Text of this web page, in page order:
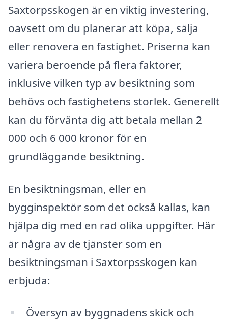
Saxtorpsskogen är en viktig investering,
oavsett om du planerar att köpa, sälja
eller renovera en fastighet. Priserna kan
variera beroende på flera faktorer,
inklusive vilken typ av besiktning som
behövs och fastighetens storlek. Generellt
kan du förvänta dig att betala mellan 2
000 och 6 000 kronor för en
grundläggande besiktning.
En besiktningsman, eller en
bygginspektör som det också kallas, kan
hjälpa dig med en rad olika uppgifter. Här
är några av de tjänster som en
besiktningsman i Saxtorpsskogen kan
erbjuda:
Översyn av byggnadens skick och